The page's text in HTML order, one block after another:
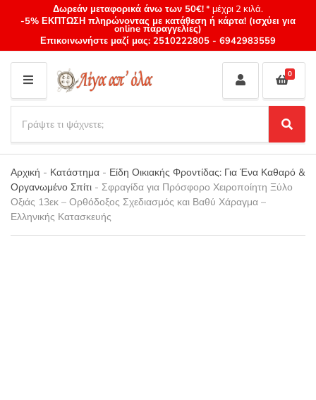
Δωρεάν μεταφορικά άνω των 50€!* μέχρι 2 κιλά.
-5% ΕΚΠΤΩΣΗ πληρώνοντας με κατάθεση ή κάρτα! (ισχύει για
online παραγγελίες)
Επικοινωνήστε μαζί μας: 2510222805 - 6942983559
M
E
N
U
Category
name
a
r
c
h
p
r
o
S
e
a
r
c
0
Αρχική - Κατάστημα - Είδη Οικιακής Φροντίδας: Για Ένα Καθαρό &
Οργανωμένο Σπίτι - Σφραγίδα για Πρόσφορο Χειροποίητη Ξύλο
Οξιάς 13εκ – Ορθόδοξος Σχεδιασμός και Βαθύ Χάραγμα –
Ελληνικής Κατασκευής